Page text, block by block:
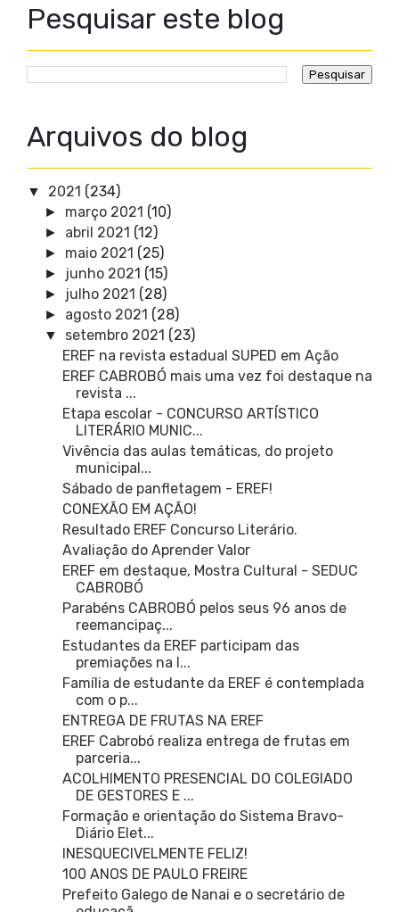
Pesquisar este blog
Arquivos do blog
▼ 2021 (234)
► março 2021 (10)
► abril 2021 (12)
► maio 2021 (25)
► junho 2021 (15)
► julho 2021 (28)
► agosto 2021 (28)
▼ setembro 2021 (23)
EREF na revista estadual SUPED em Ação
EREF CABROBÓ mais uma vez foi destaque na
revista ...
Etapa escolar - CONCURSO ARTÍSTICO
LITERÁRIO MUNIC...
Vivência das aulas temáticas, do projeto
municipal...
Sábado de panfletagem - EREF!
CONEXÃO EM AÇÃO!
Resultado EREF Concurso Literário.
Avaliação do Aprender Valor
EREF em destaque, Mostra Cultural - SEDUC
CABROBÓ
Parabéns CABROBÓ pelos seus 96 anos de
reemancipaç...
Estudantes da EREF participam das
premiações na l...
Família de estudante da EREF é contemplada
com o p...
ENTREGA DE FRUTAS NA EREF
EREF Cabrobó realiza entrega de frutas em
parceria...
ACOLHIMENTO PRESENCIAL DO COLEGIADO
DE GESTORES E ...
Formação e orientação do Sistema Bravo-
Diário Elet...
INESQUECIVELMENTE FELIZ!
100 ANOS DE PAULO FREIRE
Prefeito Galego de Nanai e o secretário de